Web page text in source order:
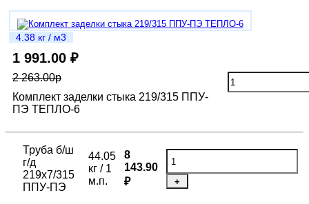
4.38 кг / м3
1 991.00 ₽
2 263.00р
Комплект заделки стыка 219/315 ППУ-
ПЭ ТЕПЛО-6
Труба б/ш
г/д
219х7/315
ППУ-ПЭ
44.05
кг / 1
м.п.
8
143.90
₽
+